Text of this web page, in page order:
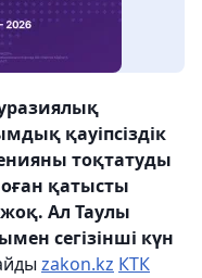
қауіпсіздік
тоқтатуды
оған қатысты
Ал Таулы
сегізінші күн
zakon.kz КТК